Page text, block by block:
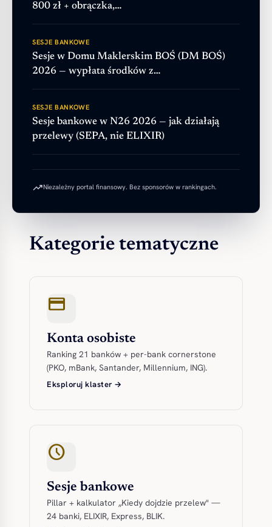
800 zł + obrączka,…
SESJE BANKOWE
Sesje w Domu Maklerskim BOŚ (DM BOŚ)
2026 — wypłata środków z…
SESJE BANKOWE
Sesje bankowe w N26 2026 — jak działają
przelewy (SEPA, nie ELIXIR)
trending_upNiezależny portal finansowy. Bez sponsorów w rankingach.
Kategorie tematyczne
credit_card
Konta osobiste
Ranking 21 banków + per-bank cornerstone
(PKO, mBank, Santander, Millennium, ING).
Eksploruj klaster →
schedule
Sesje bankowe
Pillar + kalkulator „Kiedy dojdzie przelew" —
24 banki, ELIXIR, Express, BLIK.